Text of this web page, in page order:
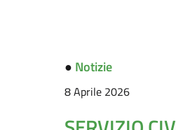
● Notizie
8 Aprile 2026